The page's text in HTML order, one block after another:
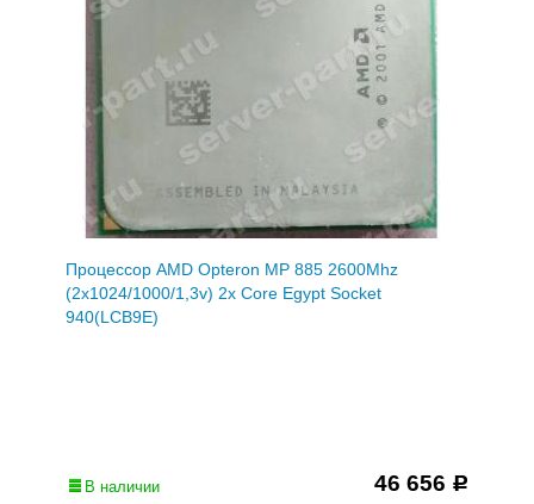
Процессор AMD Opteron MP 885 2600Mhz
(2x1024/1000/1,3v) 2x Core Egypt Socket
940(LCB9E)
В наличии 46 656 Р